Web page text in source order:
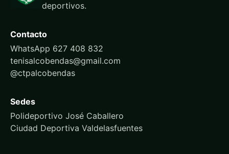
deportivos.
Contacto
WhatsApp 627 408 832
tenisalcobendas@gmail.com
@ctpalcobendas
Sedes
Polideportivo José Caballero
Ciudad Deportiva Valdelasfuentes